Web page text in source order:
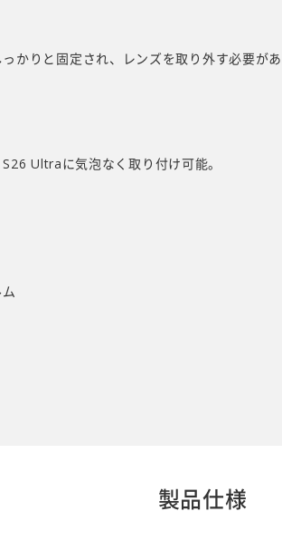
かりと固定され、レンズを取り外す必要が
Ultraに気泡なく取り付け可能。
製品仕様